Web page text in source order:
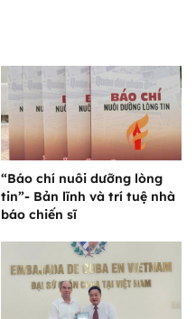
“Báo chí nuôi dưỡng lòng
tin”- Bản lĩnh và trí tuệ nhà
báo chiến sĩ